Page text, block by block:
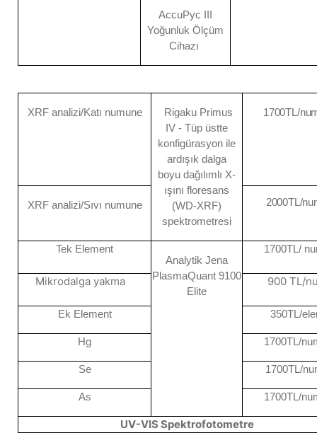
AccuPyc III
Yoğunluk Ölçüm
Cihazı
XRF analizi/Katı numune
Rigaku Primus
IV - Tüp üstte
konfigürasyon ile
ardışık dalga
boyu dağılımlı X-
ışını floresans
(WD-XRF)
spektrometresi
1700TL/
XRF analizi/Sıvı numune 2000TL/
Tek Element
Analytik Jena
PlasmaQuant 9100
Elite
1700TL/
Mikrodalga yakma 900 TL/
Ek Element 350TL/
Hg 1700TL/
Se 1700TL/
As 1700TL/
UV-VIS Spektrofotometre